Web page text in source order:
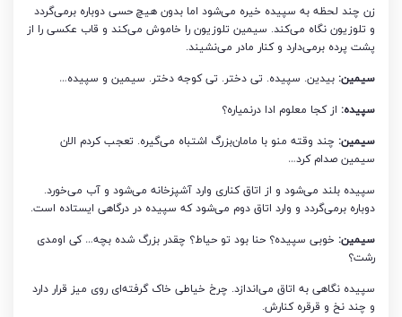
زن چند لحظه به سپیده خیره می‌شود اما بدون هیچ حسی دوباره برمی‌گردد
و تلوزیون نگاه می‌کند. سیمین تلوزیون را خاموش می‌کند و قاب عکسی را از
پشت پرده برمی‌دارد و کنار مادر می‌نشیند.
سیمین: بیدین. سپیده. تی دختر. تی کوجه دختر. سیمین و سپیده…
سپیده: از کجا معلوم ادا درنمیاره؟
سیمین: چند وقته منو با مامان‌بزرگ اشتباه می‌گیره. تعجب کردم الان
سیمین صدام کرد…
سپیده بلند می‌شود و از اتاق کناری وارد آشپزخانه می‌شود و آب می‌خورد.
دوباره برمی‌گردد و وارد اتاق دوم می‌شود که سپیده در درگاهی ایستاده است.
سیمین: خوبی سپیده؟ حنا بود تو حیاط؟ چقدر بزرگ شده بچه… کی اومدی
رشت؟
سپیده نگاهی به اتاق می‌اندازد. چرخ خیاطی خاک گرفته‌ای روی میز قرار دارد
و چند نخ و قرقره کنارش.